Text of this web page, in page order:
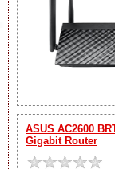
ASUS AC2600
Gigabit Router